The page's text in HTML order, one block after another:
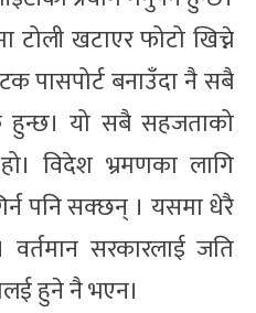
टोली खटाएर फोटो खिच्ने
पासपोर्ट बनाउँदा नै सबै
यो सबै सहजताको
विदेश भ्रमणका लागि
पनि सक्छन् । यसमा धेरै
सरकारलाई जति
हुने नै भएन।